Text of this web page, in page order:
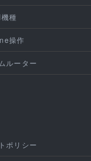
種
操作
ルーター
ポリシー